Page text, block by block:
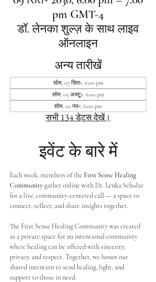
pm GMT-4
डॉ. लेनका शुल्ज़ के साथ लाइव
ऑनलाइन
अन्य तारीखें
सोम, 07 सित॰, 6:00 pm
सोम, 05 अक्टू॰, 6:00 pm
सोम, 02 नव॰, 6:00 pm
सभी 134 डेट्स देखें।
इवेंट के बारे में
Each week, members of the First Sense Healing
Community gather online with Dr. Lenka Schulze
for a live, community-centered call — a space to
connect, reflect, and share insights together.
The First Sense Healing Community was created
as a private space for an intentional community
where healing can be offered with sincerity,
privacy, and respect. Together, we honor our
shared intention to send healing, light, and
support to those in need.